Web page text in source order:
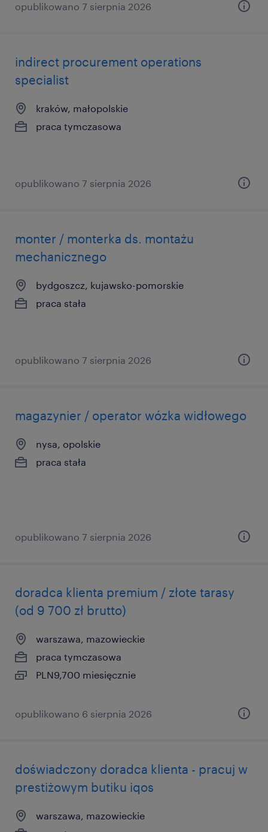
opublikowano 7 sierpnia 2026
indirect procurement operations
specialist
kraków, małopolskie
praca tymczasowa
opublikowano 7 sierpnia 2026
monter / monterka ds. montażu
mechanicznego
bydgoszcz, kujawsko-pomorskie
praca stała
opublikowano 7 sierpnia 2026
magazynier / operator wózka widłowego
nysa, opolskie
praca stała
opublikowano 7 sierpnia 2026
doradca klienta premium / złote tarasy
(od 9 700 zł brutto)
warszawa, mazowieckie
praca tymczasowa
PLN9,700 miesięcznie
opublikowano 6 sierpnia 2026
doświadczony doradca klienta - pracuj w
prestiżowym butiku iqos
warszawa, mazowieckie